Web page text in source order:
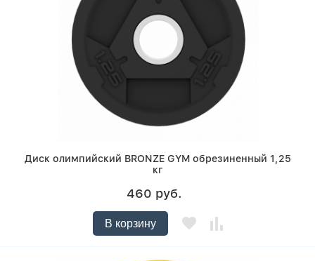
Диск олимпийский BRONZE GYM обрезиненный 1,25
кг
460 руб.
В корзину